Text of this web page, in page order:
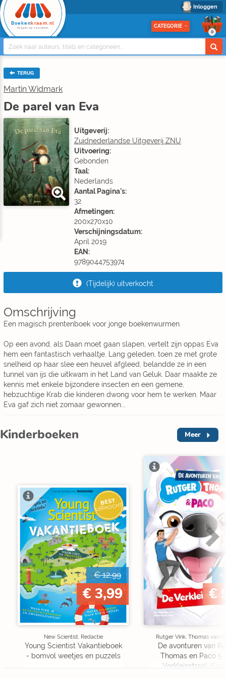
Inloggen
Boeken kraam.nl
Stapel op voordeel CATEGORIE
0
TERUG
Martin Widmark
De parel van Eva
Uitgeverij:
Zuidnederlandse Uitgeverij ZNU
Uitvoering:
Gebonden
Taal:
Nederlands
Aantal Pagina's:
32
Afmetingen:
200x270x10
Verschijningsdatum:
April 2019
EAN:
9789044753974
(Tijdelijk) uitverkocht
Omschrijving
Een magisch prentenboek voor jonge boekenwurmen.
Op een avond, als Daan moet gaan slapen, vertelt zijn oppas Eva
hem een fantastisch verhaaltje. Lang geleden, toen ze met grote
snelheid op haar slee een heuvel afgleed, belandde ze in een
tunnel van ijs die uitkwam in het Land van Geluk. Daar maakte ze
kennis met enkele bijzondere insecten en een gemene,
hebzuchtige Krab die kinderen dwong voor hem te werken. Maar
Eva gaf zich niet zomaar gewonnen...
Kinderboeken Meer
BEST
VERKOCHT
€ 12,99
€ 3,99
New Scientist, Redactie
Young Scientist Vakantieboek
- bomvol weetjes en puzzels
€
€
Rutger Vink, Thomas van
De avonturen van
Thomas en Paco 5
Verkleinstraal